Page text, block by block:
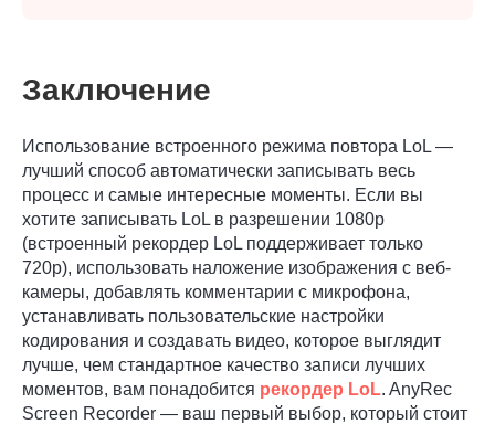
Заключение
Использование встроенного режима повтора LoL —
лучший способ автоматически записывать весь
процесс и самые интересные моменты. Если вы
хотите записывать LoL в разрешении 1080p
(встроенный рекордер LoL поддерживает только
720p), использовать наложение изображения с веб-
камеры, добавлять комментарии с микрофона,
устанавливать пользовательские настройки
кодирования и создавать видео, которое выглядит
лучше, чем стандартное качество записи лучших
моментов, вам понадобится рекордер LoL. AnyRec
Screen Recorder — ваш первый выбор, который стоит